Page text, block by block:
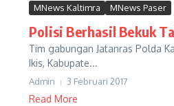
MNews Kaltimra MNews Paser
Polisi Berhasil Bekuk
Tim gabungan Jatanras Polda
Ikis, Kabupate...
Admin 3 Februari 2017
Read More